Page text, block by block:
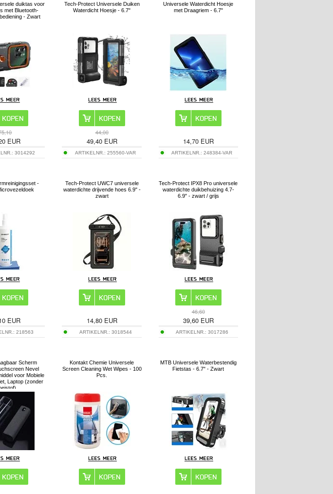
duiktas voor
met Bluetooth-
- Zwart
EUR
3014292
Tech-Protect Universele Duiken
Waterdicht Hoesje - 6.7"
44,00
49,40EUR
ARTIKELNR.:255560-VAR
Universele Waterdicht Hoesje
met Draagriem - 6.7"
14,70EUR
ARTIKELNR.:248384-VAR
-
EUR
218563
Tech-Protect UWC7 universele
waterdichte drijvende hoes 6.9" -
zwart
14,80EUR
ARTIKELNR.: 3018544
Tech-Protect IPX8 Pro universele
waterdichte duikbehuizing 4.7-
6.9" - zwart / grijs
46,60
39,60EUR
ARTIKELNR.: 3017286
Scherm
Nevel
voor Mobiele
Laptop (zonder
Kontakt Chemie Universele
Screen Cleaning Wet Wipes - 100
Pcs.
MTB Universele Waterbestendig
Fietstas - 6.7" - Zwart